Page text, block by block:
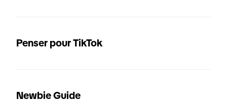
Penser pour TikTok
Newbie Guide